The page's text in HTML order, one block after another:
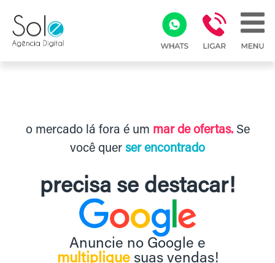
o mercado lá fora é um mar de ofertas.Se
você quer ser encontrado
precisa se destacar!
Anuncie no Google e
multipliquesuas vendas!